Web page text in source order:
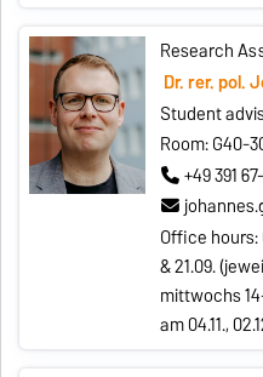
Research
Dr. rer. pol.
Student
Room: G40-
+49 391
Office hours:
& 21.09.
mittwochs
am 04.11.,